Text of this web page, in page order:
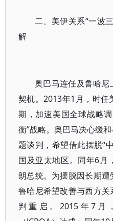
二、美伊关系“一波
解
奥巴马连任及鲁哈尼
契机。2013年1月，时任
期，加速美国全球战略
衡”战略。奥巴马决心缓
题谈判，希望借此摆脱“
国及亚太地区。同年6月
朗总统。为摆脱因长期遭
鲁哈尼希望改善与西方
判重启。2015年7月